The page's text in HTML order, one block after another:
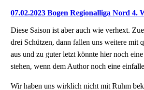
07.02.2023 Bogen Regionalliga Nord 4.
Diese Saison ist aber auch wie verhext.
drei Schützen, dann fallen uns weitere mit
aus und zu guter letzt könnte hier noch
stehen, wenn dem Author noch eine
Wir haben uns wirklich nicht mit Ruhm